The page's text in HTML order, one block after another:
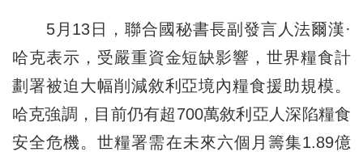
5月13日，聯合國秘書長副發言人法爾漢·
哈克表示，受嚴重資金短缺影響，世界糧食計
劃署被迫大幅削減敘利亞境內糧食援助規模。
哈克強調，目前仍有超700萬敘利亞人深陷糧食
安全危機。世糧署需在未來六個月籌集1.89億